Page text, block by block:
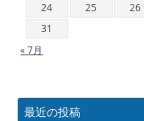
24
25 26
31
« 7月
最近の投稿